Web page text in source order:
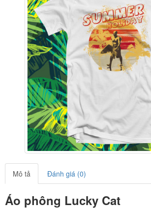
Mô tả Đánh giá (0)
Áo phông Lucky Cat